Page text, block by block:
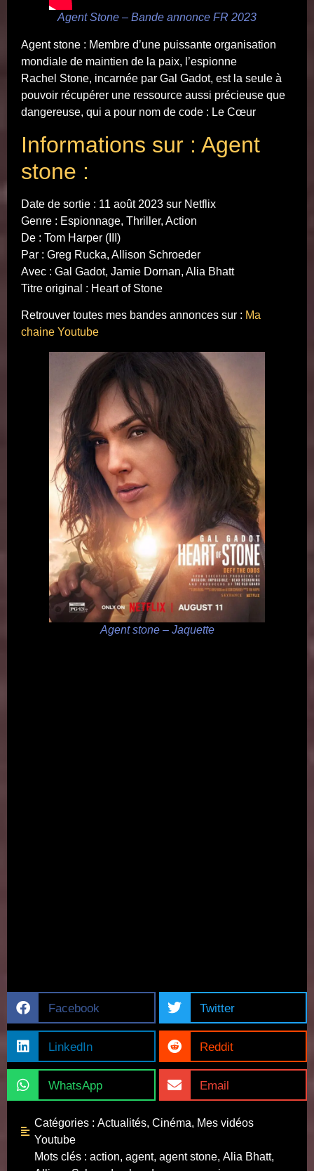
Agent Stone – Bande annonce FR 2023
Agent stone : Membre d’une puissante organisation
mondiale de maintien de la paix, l’espionne
Rachel Stone, incarnée par Gal Gadot, est la seule à
pouvoir récupérer une ressource aussi précieuse que
dangereuse, qui a pour nom de code : Le Cœur
Informations sur : Agent
stone :
Date de sortie : 11 août 2023 sur Netflix
Genre : Espionnage, Thriller, Action
De : Tom Harper (III)
Par : Greg Rucka, Allison Schroeder
Avec : Gal Gadot, Jamie Dornan, Alia Bhatt
Titre original : Heart of Stone
Retrouver toutes mes bandes annonces sur : Ma
chaine Youtube
Agent stone – Jaquette
Facebook Twitter
LinkedIn Reddit
WhatsApp Email
Catégories : Actualités, Cinéma, Mes vidéos
Youtube
Mots clés : action, agent, agent stone, Alia Bhatt,